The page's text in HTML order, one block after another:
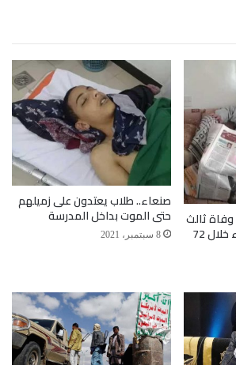
ثالث
أكاديمي بجامعة صنعاء خلال 72
صنعاء.. طلاب يعتدون على زميلهم
حتى الموت بداخل المدرسة
8 سبتمبر، 2021